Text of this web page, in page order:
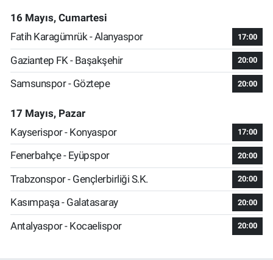
16 Mayıs, Cumartesi
Fatih Karagümrük - Alanyaspor
17:00
Gaziantep FK - Başakşehir 20:00
Samsunspor - Göztepe 20:00
17 Mayıs, Pazar
Kayserispor - Konyaspor
17:00
Fenerbahçe - Eyüpspor 20:00
Trabzonspor - Gençlerbirliği S.K. 20:00
Kasımpaşa - Galatasaray 20:00
Antalyaspor - Kocaelispor 20:00